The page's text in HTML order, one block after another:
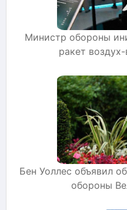
Министр обороны
ракет
Бен Уоллес объявил
обороны